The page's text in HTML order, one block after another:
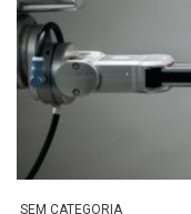
SEM CATEGORIA